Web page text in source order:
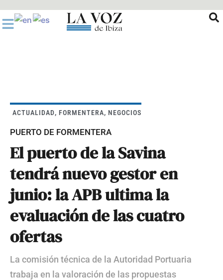
al
contenido
ACTUALIDAD, FORMENTERA, NEGOCIOS
PUERTO DE FORMENTERA
El puerto de la Savina
tendrá nuevo gestor en
junio: la APB ultima la
evaluación de las cuatro
ofertas
La comisión técnica de la Autoridad Portuaria
trabaja en la valoración de las propuestas